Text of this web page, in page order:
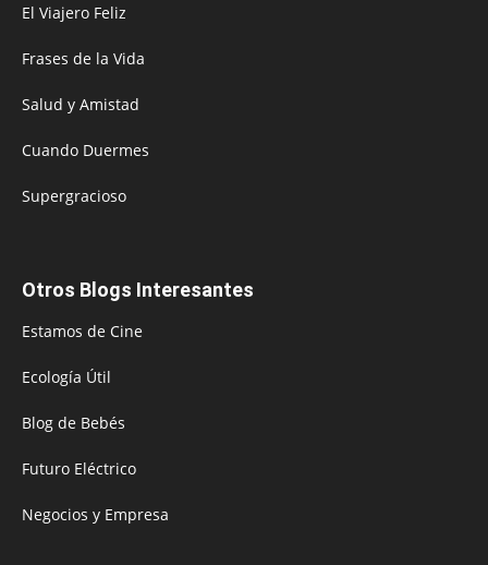
El Viajero Feliz
Frases de la Vida
Salud y Amistad
Cuando Duermes
Supergracioso
Otros Blogs Interesantes
Estamos de Cine
Ecología Útil
Blog de Bebés
Futuro Eléctrico
Negocios y Empresa